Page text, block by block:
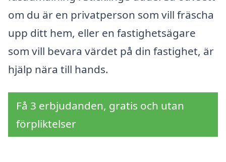
om du är en privatperson som vill fräscha
upp ditt hem, eller en fastighetsägare
som vill bevara värdet på din fastighet, är
hjälp nära till hands.
Få 3 erbjudanden, gratis och utan
förpliktelser